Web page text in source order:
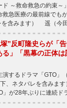
～救命救急の約束～
急医療の最前線でも
を含みます） 遥（今
塚”反町隆史らが「
」「黒幕の正体は
するドラマ「GTO」
、ネタバレを含みま
」が28年ぶりに連続ド